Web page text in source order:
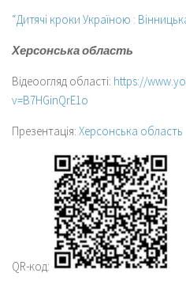
“Дитячі кроки Україною :
Херсонська область
Відеоогляд області: https://
v=B7HGinQrE1o
Презентація: Херсонська область
QR-код: